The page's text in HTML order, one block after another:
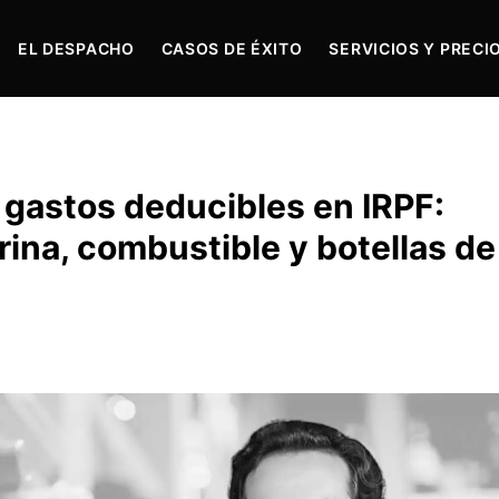
EL DESPACHO CASOS DE ÉXITO SERVICIOS Y
deducibles en IRPF:
combustible y botellas de